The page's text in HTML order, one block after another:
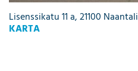
Lisenssikatu 11 a, 21100 Naantali
KARTA